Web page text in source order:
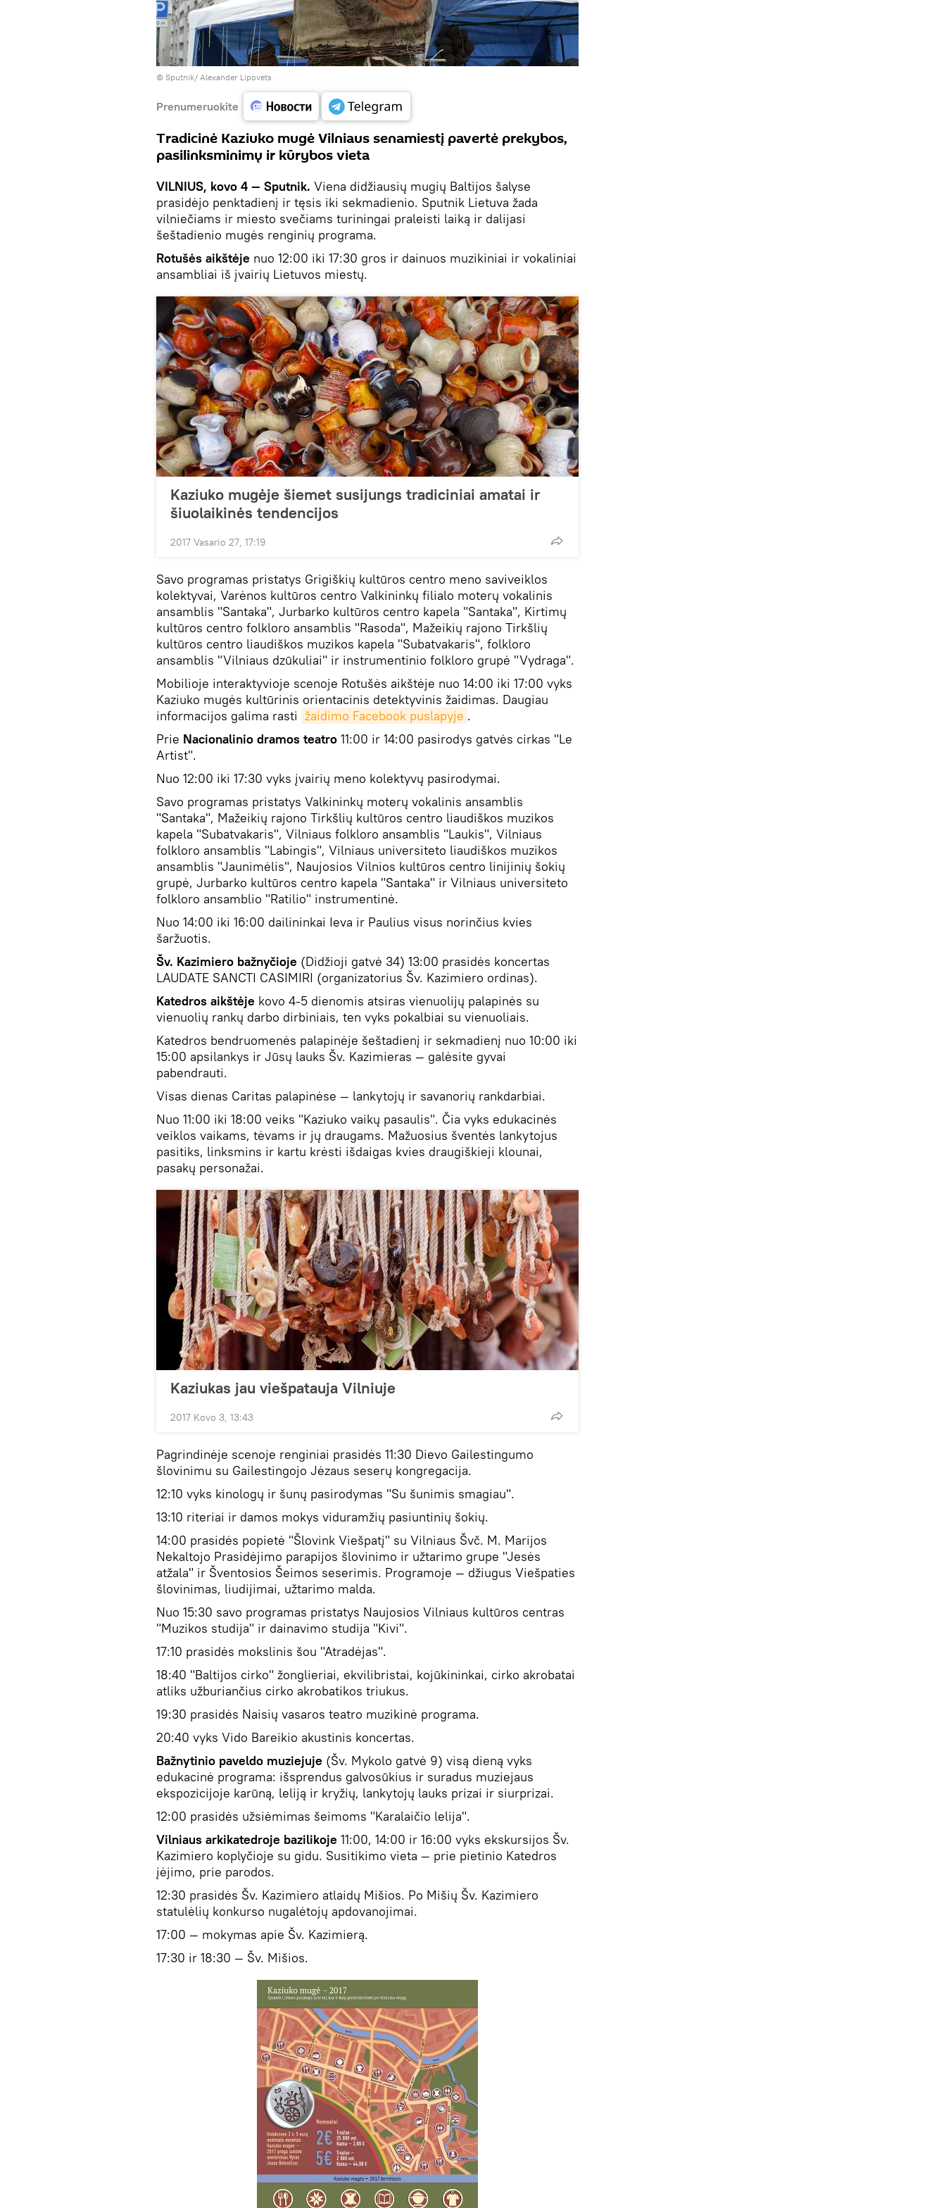
© Sputnik/ Alexander Lipovets
Prenumeruokite
Tradicinė Kaziuko mugė Vilniaus senamiestį pavertė prekybos,
pasilinksminimų ir kūrybos vieta
VILNIUS, kovo 4 — Sputnik. Viena didžiausių mugių Baltijos šalyse
prasidėjo penktadienį ir tęsis iki sekmadienio. Sputnik Lietuva žada
vilniečiams ir miesto svečiams turiningai praleisti laiką ir dalijasi
šeštadienio mugės renginių programa.
Rotušės aikštėje nuo 12:00 iki 17:30 gros ir dainuos muzikiniai ir vokaliniai
ansambliai iš įvairių Lietuvos miestų.
Kaziuko mugėje šiemet susijungs tradiciniai amatai ir
šiuolaikinės tendencijos
2017 Vasario 27, 17:19
Savo programas pristatys Grigiškių kultūros centro meno saviveiklos
kolektyvai, Varėnos kultūros centro Valkininkų filialo moterų vokalinis
ansamblis "Santaka", Jurbarko kultūros centro kapela "Santaka", Kirtimų
kultūros centro folkloro ansamblis "Rasoda", Mažeikių rajono Tirkšlių
kultūros centro liaudiškos muzikos kapela "Subatvakaris", folkloro
ansamblis "Vilniaus dzūkuliai" ir instrumentinio folkloro grupė "Vydraga".
Mobilioje interaktyvioje scenoje Rotušės aikštėje nuo 14:00 iki 17:00 vyks
Kaziuko mugės kultūrinis orientacinis detektyvinis žaidimas. Daugiau
informacijos galima rasti žaidimo Facebook puslapyje .
Prie Nacionalinio dramos teatro 11:00 ir 14:00 pasirodys gatvės cirkas "Le
Artist".
Nuo 12:00 iki 17:30 vyks įvairių meno kolektyvų pasirodymai.
Savo programas pristatys Valkininkų moterų vokalinis ansamblis
"Santaka", Mažeikių rajono Tirkšlių kultūros centro liaudiškos muzikos
kapela "Subatvakaris", Vilniaus folkloro ansamblis "Laukis", Vilniaus
folkloro ansamblis "Labingis", Vilniaus universiteto liaudiškos muzikos
ansamblis "Jaunimėlis", Naujosios Vilnios kultūros centro linijinių šokių
grupė, Jurbarko kultūros centro kapela "Santaka" ir Vilniaus universiteto
folkloro ansamblio "Ratilio" instrumentinė.
Nuo 14:00 iki 16:00 dailininkai Ieva ir Paulius visus norinčius kvies
šaržuotis.
Šv. Kazimiero bažnyčioje (Didžioji gatvė 34) 13:00 prasidės koncertas
LAUDATE SANCTI CASIMIRI (organizatorius Šv. Kazimiero ordinas).
Katedros aikštėje kovo 4-5 dienomis atsiras vienuolijų palapinės su
vienuolių rankų darbo dirbiniais, ten vyks pokalbiai su vienuoliais.
Katedros bendruomenės palapinėje šeštadienį ir sekmadienį nuo 10:00 iki
15:00 apsilankys ir Jūsų lauks Šv. Kazimieras — galėsite gyvai
pabendrauti.
Visas dienas Caritas palapinėse — lankytojų ir savanorių rankdarbiai.
Nuo 11:00 iki 18:00 veiks "Kaziuko vaikų pasaulis". Čia vyks edukacinės
veiklos vaikams, tėvams ir jų draugams. Mažuosius šventės lankytojus
pasitiks, linksmins ir kartu krėsti išdaigas kvies draugiškieji klounai,
pasakų personažai.
Kaziukas jau viešpatauja Vilniuje
2017 Kovo 3, 13:43
Pagrindinėje scenoje renginiai prasidės 11:30 Dievo Gailestingumo
šlovinimu su Gailestingojo Jėzaus seserų kongregacija.
12:10 vyks kinologų ir šunų pasirodymas "Su šunimis smagiau".
13:10 riteriai ir damos mokys viduramžių pasiuntinių šokių.
14:00 prasidės popietė "Šlovink Viešpatį" su Vilniaus Švč. M. Marijos
Nekaltojo Prasidėjimo parapijos šlovinimo ir užtarimo grupe "Jesės
atžala" ir Šventosios Šeimos seserimis. Programoje — džiugus Viešpaties
šlovinimas, liudijimai, užtarimo malda.
Nuo 15:30 savo programas pristatys Naujosios Vilniaus kultūros centras
"Muzikos studija" ir dainavimo studija "Kivi".
17:10 prasidės mokslinis šou "Atradėjas".
18:40 "Baltijos cirko" žonglieriai, ekvilibristai, kojūkininkai, cirko akrobatai
atliks užburiančius cirko akrobatikos triukus.
19:30 prasidės Naisių vasaros teatro muzikinė programa.
20:40 vyks Vido Bareikio akustinis koncertas.
Bažnytinio paveldo muziejuje (Šv. Mykolo gatvė 9) visą dieną vyks
edukacinė programa: išsprendus galvosūkius ir suradus muziejaus
ekspozicijoje karūną, leliją ir kryžių, lankytojų lauks prizai ir siurprizai.
12:00 prasidės užsiėmimas šeimoms "Karalaičio lelija".
Vilniaus arkikatedroje bazilikoje 11:00, 14:00 ir 16:00 vyks ekskursijos Šv.
Kazimiero koplyčioje su gidu. Susitikimo vieta — prie pietinio Katedros
įėjimo, prie parodos.
12:30 prasidės Šv. Kazimiero atlaidų Mišios. Po Mišių Šv. Kazimiero
statulėlių konkurso nugalėtojų apdovanojimai.
17:00 — mokymas apie Šv. Kazimierą.
17:30 ir 18:30 — Šv. Mišios.